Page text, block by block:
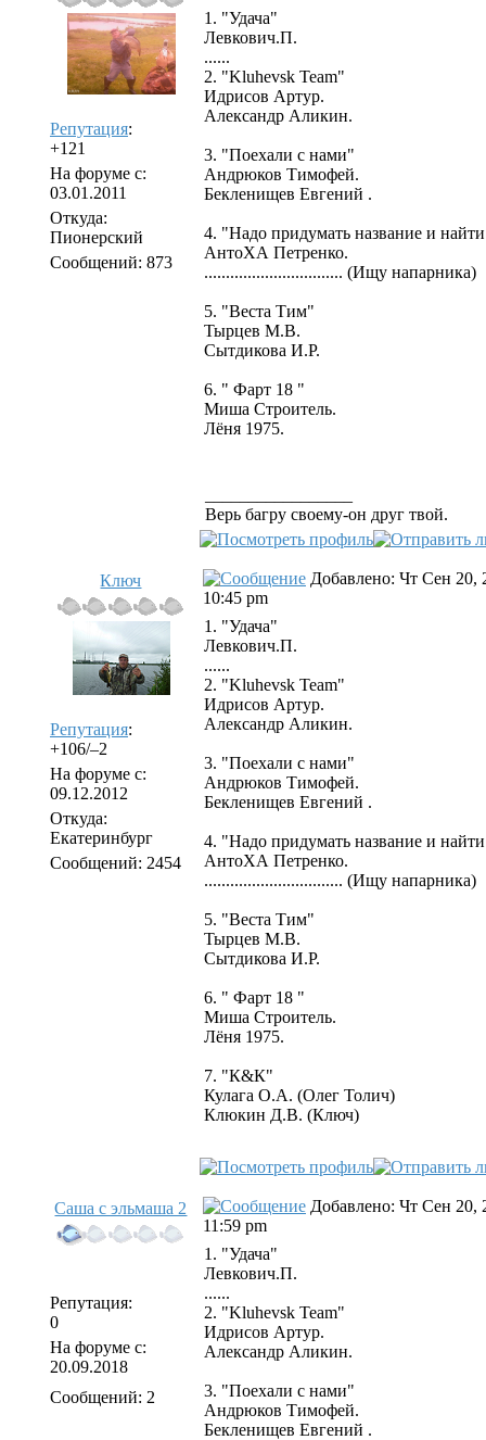
Репутация:
+121
На форуме с:
03.01.2011
Откуда:
Пионерский
Сообщений: 873
1. "Удача"
Левкович.П.
......
2. "Kluhevsk Team"
Идрисов Артур.
Александр Аликин.
3. "Поехали с нами"
Андрюков Тимофей.
Бекленищев Евгений .
4. "Надо придумать название и
АнтоХА Петренко.
................................ (Ищу напарника)
5. "Веста Тим"
Тырцев М.В.
Сытдикова И.Р.
6. " Фарт 18 "
Миша Строитель.
Лёня 1975.
Верь багру своему-он друг твой.
Ключ
Репутация:
+106/–2
На форуме с:
09.12.2012
Откуда:
Екатеринбург
Сообщений: 2454
Добавлено: Чт Сен 20,
10:45 pm
1. "Удача"
Левкович.П.
......
2. "Kluhevsk Team"
Идрисов Артур.
Александр Аликин.
3. "Поехали с нами"
Андрюков Тимофей.
Бекленищев Евгений .
4. "Надо придумать название и
АнтоХА Петренко.
................................ (Ищу напарника)
5. "Веста Тим"
Тырцев М.В.
Сытдикова И.Р.
6. " Фарт 18 "
Миша Строитель.
Лёня 1975.
7. "К&К"
Кулага О.А. (Олег Толич)
Клюкин Д.В. (Ключ)
Саша с эльмаша 2
Репутация:
0
На форуме с:
20.09.2018
Сообщений: 2
Добавлено: Чт Сен 20,
11:59 pm
1. "Удача"
Левкович.П.
......
2. "Kluhevsk Team"
Идрисов Артур.
Александр Аликин.
3. "Поехали с нами"
Андрюков Тимофей.
Бекленищев Евгений .